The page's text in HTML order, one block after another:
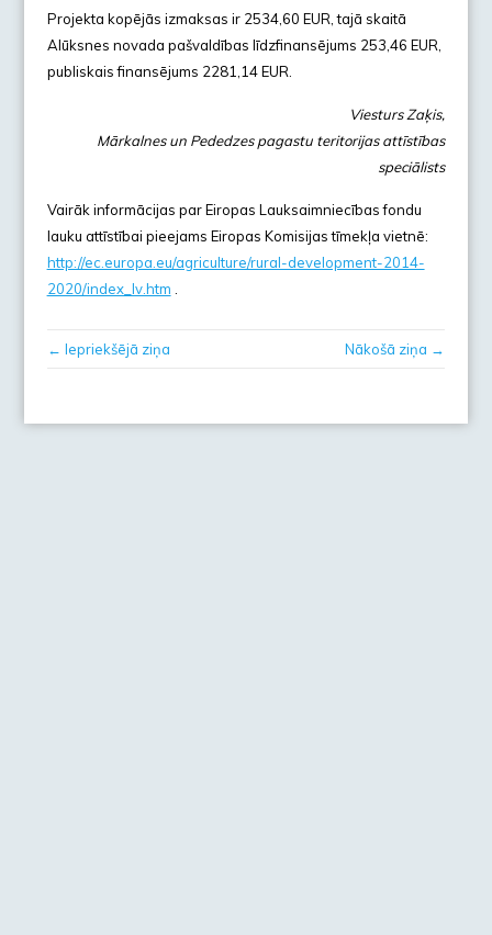
Projekta kopējās izmaksas ir 2534,60 EUR, tajā skaitā
Alūksnes novada pašvaldības līdzfinansējums 253,46 EUR,
publiskais finansējums 2281,14 EUR.
Viesturs Zaķis,
Mārkalnes un Pededzes pagastu teritorijas attīstības
speciālists
Vairāk informācijas par Eiropas Lauksaimniecības fondu
lauku attīstībai pieejams Eiropas Komisijas tīmekļa vietnē:
http://ec.europa.eu/agriculture/rural-development-2014-
2020/index_lv.htm .
← Iepriekšējā ziņa Nākošā ziņa →